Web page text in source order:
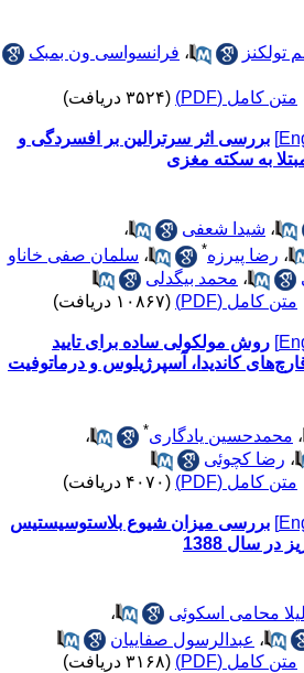
تولکنز ،فرانسواسی ون بمبک
متن کامل (PDF) (۳۵۲۴ دریافت)
بررسی اثر سرترالین بر افسردگی و
به سکته مغزی
،شیدا شعفی
،
،رضا پیرزه ،سلمان صفی خاناو
،محمد بیگدلی
متن کامل (PDF) (۱۰۸۶۷ دریافت)
روش مولکولی ساده برای تایید
کاندیدا، آسپرژیلوس و درماتوفیت
محمدحسین یادگاری
،
رضا کچوئی
متن کامل (PDF) (۴۰۷۰ دریافت)
بررسی میزان شیوع بلاستوسیستیس
سال 1388
محامی اسکوئی
،
، عبدالرسول صفاییان
متن کامل (PDF) (۳۱۶۸ دریافت)